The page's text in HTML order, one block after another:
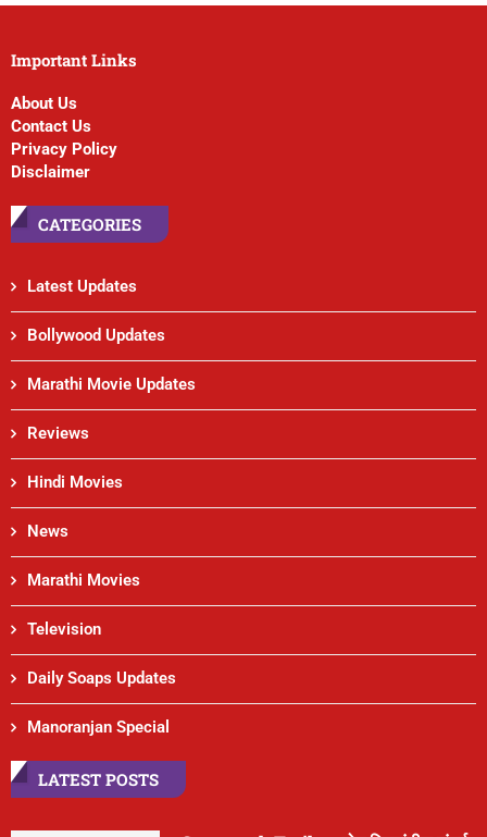
Important Links
About Us
Contact Us
Privacy Policy
Disclaimer
CATEGORIES
Latest Updates
Bollywood Updates
Marathi Movie Updates
Reviews
Hindi Movies
News
Marathi Movies
Television
Daily Soaps Updates
Manoranjan Special
LATEST POSTS